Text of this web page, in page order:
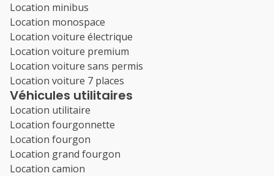
Location minibus
Location monospace
Location voiture électrique
Location voiture premium
Location voiture sans permis
Location voiture 7 places
Véhicules utilitaires
Location utilitaire
Location fourgonnette
Location fourgon
Location grand fourgon
Location camion